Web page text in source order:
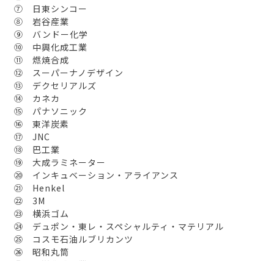
⑦ 日東シンコー
⑧ 岩谷産業
⑨ バンドー化学
⑩ 中興化成工業
⑪ 燃焼合成
⑫ スーパーナノデザイン
⑬ デクセリアルズ
⑭ カネカ
⑮ パナソニック
⑯ 東洋炭素
⑰ JNC
⑱ 巴工業
⑲ 大成ラミネーター
⑳ インキュベーション・アライアンス
㉑ Henkel
㉒ 3M
㉓ 横浜ゴム
㉔ デュポン・東レ・スペシャルティ・マテリアル
㉕ コスモ石油ルブリカンツ
㉖ 昭和丸筒